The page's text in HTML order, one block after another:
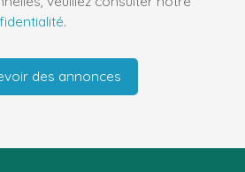
.
des annonces